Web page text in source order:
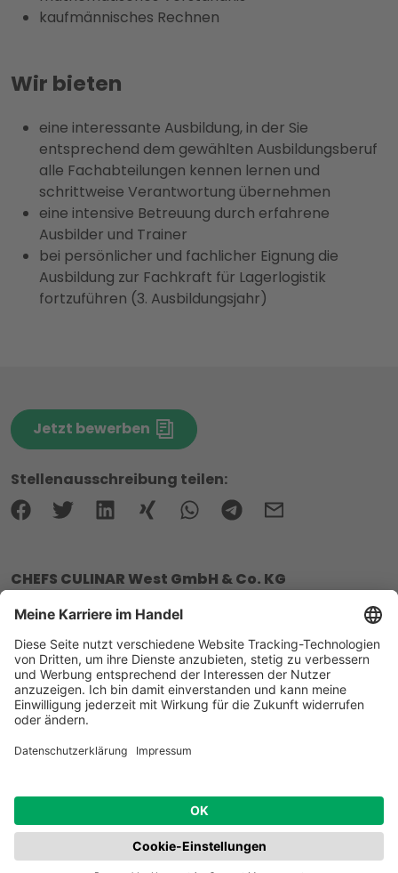
kaufmännisches Rechnen
Wir bieten
eine interessante Ausbildung, in der Sie
entsprechend dem gewählten Ausbildungsberuf
alle Fachabteilungen kennen lernen und
schrittweise Verantwortung übernehmen
eine intensive Betreuung durch erfahrene
Ausbilder und Trainer
bei persönlicher und fachlicher Eignung die
Ausbildung zur Fachkraft für Lagerlogistik
fortzuführen (3. Ausbildungsjahr)
Jetzt bewerben
Stellenausschreibung teilen:
CHEFS CULINAR West GmbH & Co. KG
55597 Wöllstein
E-Mail: personalabteilung-bi@chefsculinar.de
Datenschutz
Cookie-Einstellungen